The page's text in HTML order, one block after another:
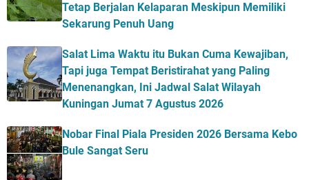
Tetap Berjalan Kelaparan Meskipun Memiliki
Sekarung Penuh Uang
Salat Lima Waktu itu Bukan Cuma Kewajiban,
Tapi juga Tempat Beristirahat yang Paling
Menenangkan, Ini Jadwal Salat Wilayah
Kuningan Jumat 7 Agustus 2026
Nobar Final Piala Presiden 2026 Bersama Kebo
Bule Sangat Seru